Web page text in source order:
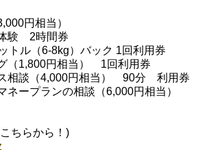
円相当）
験 2時間券
ル（6-8kg）バック 1回利用券
（1,800円相当） 1回利用券
相談（4,000円相当） 90分 利用券
ネープランの相談（6,000円相当）
ちらから！)